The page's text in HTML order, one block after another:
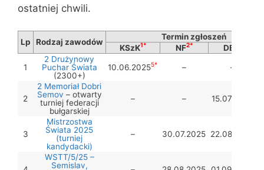
ostatniej chwili.
Lp Rodzaj zawodów
Termin zgłoszeń
KSzK1* NF2* DE
1
2 Drużynowy
Puchar Świata
(2300+)
10.06.20255* – –
2
2 Memoriał Dobri
Semov – otwarty
turniej federacji
bułgarskiej
– – 15.07.2025
3
Mistrzostwa
Świata 2025
(turniej
kandydacki)
– 30.07.2025 22.08.2025
WSTT/5/25 –
Semislav,